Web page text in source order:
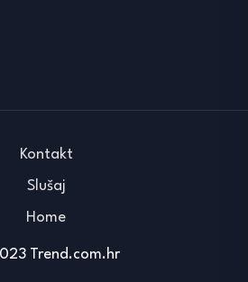
Trend.com.hr
Kontakt
Slušaj
Home